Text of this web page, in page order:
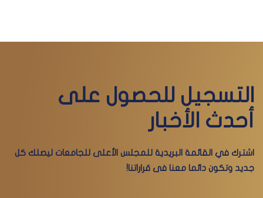
التسجيل للحصول على
أحدث الأخبار
اشترك في القائمة البريدية للمجلس الأعلى للجامعات ليصلك كل
جديد وتكون دائما معنا فى قراراتنا!